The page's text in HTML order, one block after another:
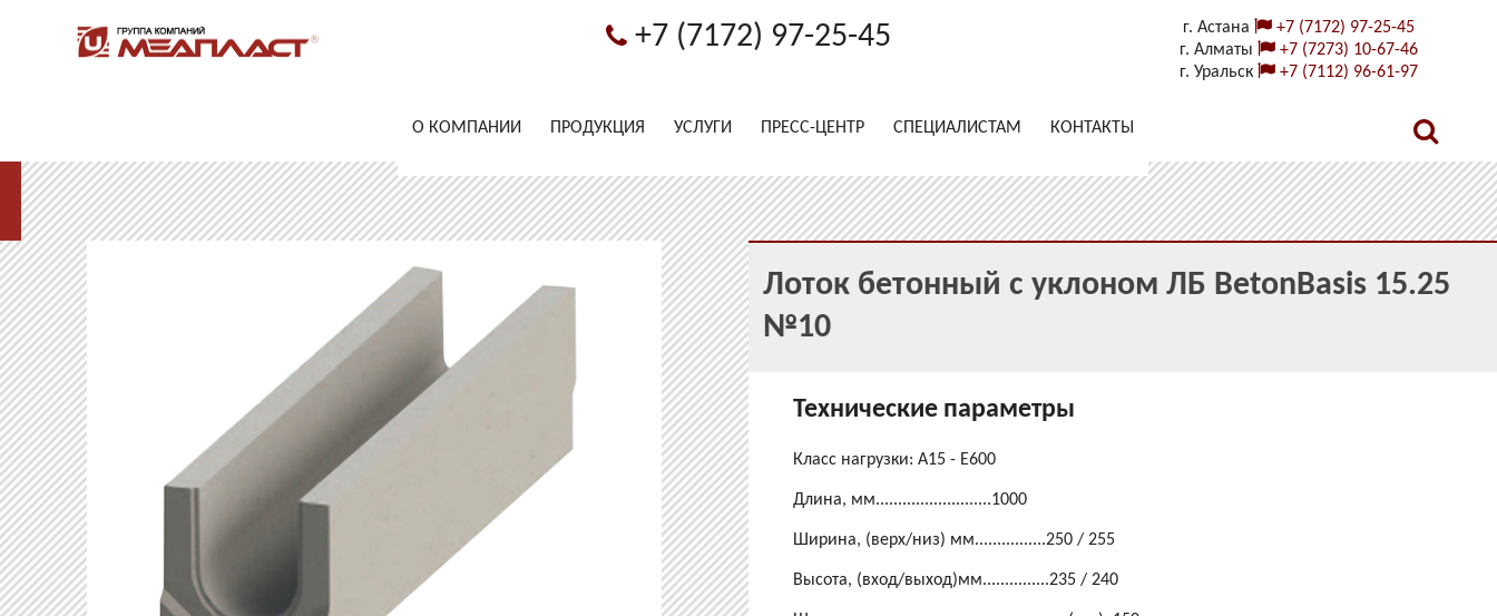
+7 (7172) 97-25-45 г. Астана
+7 (7172) 97-25-45
г. Алматы
+7 (7273) 10-67-46
г. Уральск
+7 (7112) 96-61-97
О КОМПАНИИ ПРОДУКЦИЯ УСЛУГИ ПРЕСС-ЦЕНТР СПЕЦИАЛИСТАМ КОНТАКТЫ
Лоток бетонный с уклоном ЛБ BetonBasis 15.25
№10
Технические параметры
Класс нагрузки: A15 - E600
Длина, мм..........................1000
Ширина, (верх/низ) мм................250 / 255
Высота, (вход/выход)мм...............235 / 240